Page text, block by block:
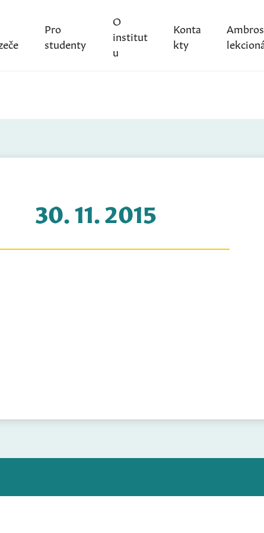
Pro
studenty
O
institut
u
Konta
kty
30. 11. 2015